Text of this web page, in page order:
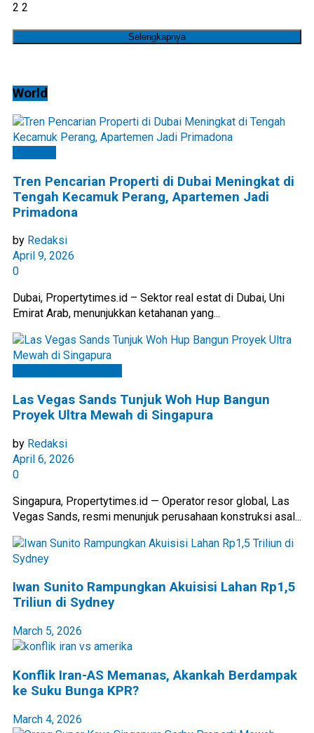
2 2
Selengkapnya
World
Tren Pencarian Properti di Dubai Meningkat di
Tengah Kecamuk Perang, Apartemen Jadi
Primadona
by Redaksi
April 9, 2026
0
Dubai, Propertytimes.id – Sektor real estat di Dubai, Uni
Emirat Arab, menunjukkan ketahanan yang...
Las Vegas Sands Tunjuk Woh Hup Bangun
Proyek Ultra Mewah di Singapura
by Redaksi
April 6, 2026
0
Singapura, Propertytimes.id — Operator resor global, Las
Vegas Sands, resmi menunjuk perusahaan konstruksi asal...
Iwan Sunito Rampungkan Akuisisi Lahan Rp1,5
Triliun di Sydney
March 5, 2026
Konflik Iran-AS Memanas, Akankah Berdampak
ke Suku Bunga KPR?
March 4, 2026